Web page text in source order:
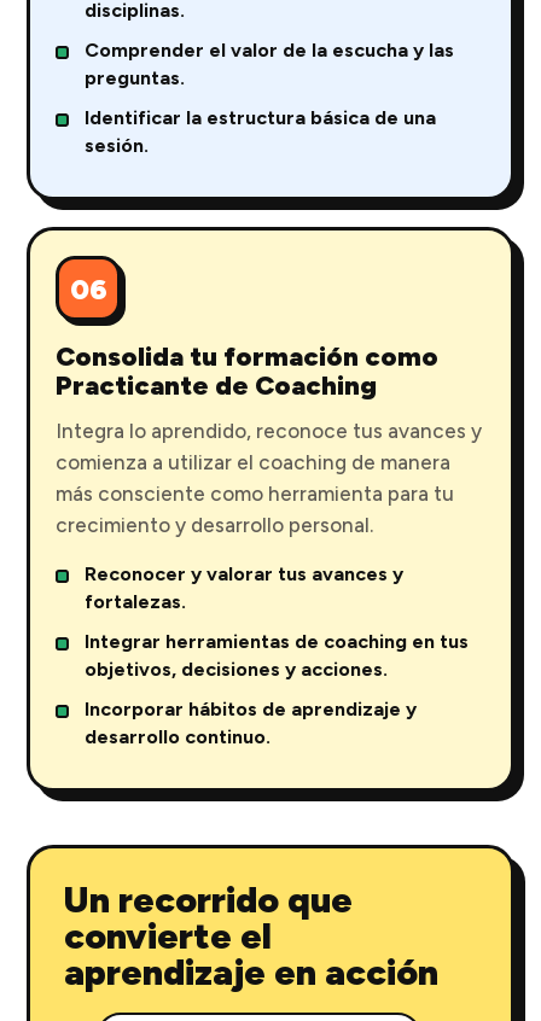
disciplinas.
Comprender el valor de la escucha y las
preguntas.
Identificar la estructura básica de una
sesión.
06
Consolida tu formación como
Practicante de Coaching
Integra lo aprendido, reconoce tus avances y
comienza a utilizar el coaching de manera
más consciente como herramienta para tu
crecimiento y desarrollo personal.
Reconocer y valorar tus avances y
fortalezas.
Integrar herramientas de coaching en tus
objetivos, decisiones y acciones.
Incorporar hábitos de aprendizaje y
desarrollo continuo.
Un recorrido que
convierte el
aprendizaje en acción